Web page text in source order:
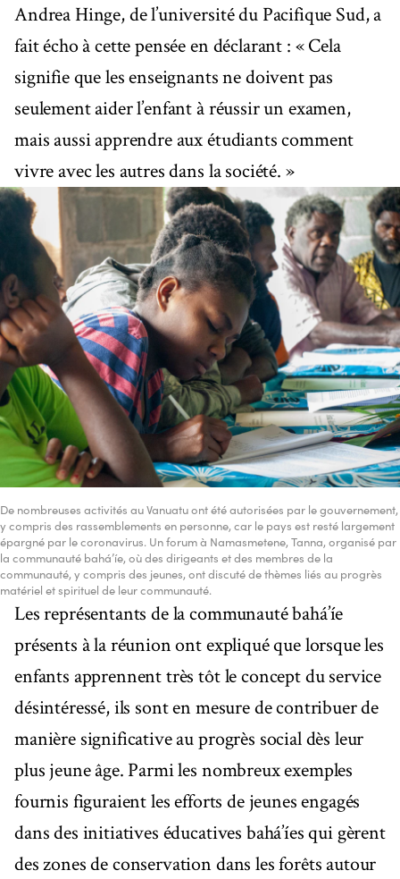
Andrea Hinge, de l’université du Pacifique Sud, a
fait écho à cette pensée en déclarant : « Cela
signifie que les enseignants ne doivent pas
seulement aider l’enfant à réussir un examen,
mais aussi apprendre aux étudiants comment
vivre avec les autres dans la société. »
De nombreuses activités au Vanuatu ont été autorisées par le gouvernement,
y compris des rassemblements en personne, car le pays est resté largement
épargné par le coronavirus. Un forum à Namasmetene, Tanna, organisé par
la communauté bahá’íe, où des dirigeants et des membres de la
communauté, y compris des jeunes, ont discuté de thèmes liés au progrès
matériel et spirituel de leur communauté.
Les représentants de la communauté bahá’íe
présents à la réunion ont expliqué que lorsque les
enfants apprennent très tôt le concept du service
désintéressé, ils sont en mesure de contribuer de
manière significative au progrès social dès leur
plus jeune âge. Parmi les nombreux exemples
fournis figuraient les efforts de jeunes engagés
dans des initiatives éducatives bahá’íes qui gèrent
des zones de conservation dans les forêts autour